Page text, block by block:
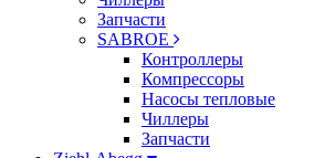
Запчасти
SABROE
Контроллеры
Компрессоры
Насосы тепловые
Чиллеры
Запчасти